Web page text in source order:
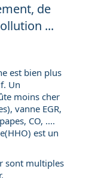
de
...
est bien plus
Un
moins cher
), vanne EGR,
CO, ....
est un
sont multiples